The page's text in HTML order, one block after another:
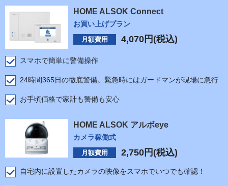
HOME ALSOK Connect
お買い上げプラン
月額費用 4,070 円(税込)
スマホで簡単に警備操作
24時間365日の徹底警備。緊急時にはガードマンが現場に急行
お手頃価格で家計も警備も安心
HOME ALSOK アルボeye
カメラ稼働式
月額費用 2,750 円(税込)
自宅内に設置したカメラの映像をスマホでいつでも確認！